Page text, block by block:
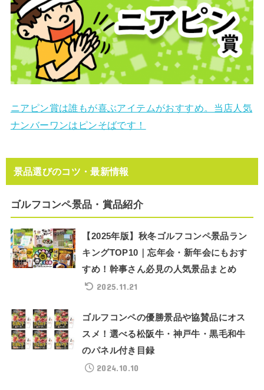
ニアピン賞は誰もが喜ぶアイテムがおすすめ。当店人気
ナンバーワンはピンそばです！
景品選びのコツ・最新情報
ゴルフコンペ景品・賞品紹介
【2025年版】秋冬ゴルフコンペ景品ラン
キングTOP10｜忘年会・新年会にもおす
すめ！幹事さん必見の人気景品まとめ
2025.11.21
ゴルフコンペの優勝景品や協賛品にオス
スメ！選べる松阪牛・神戸牛・黒毛和牛
のパネル付き目録
2024.10.10